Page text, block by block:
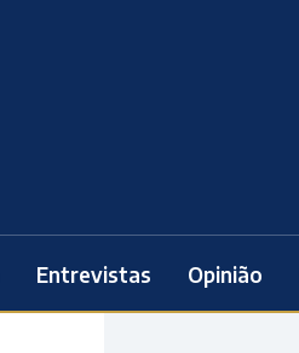
Entrevistas Opinião